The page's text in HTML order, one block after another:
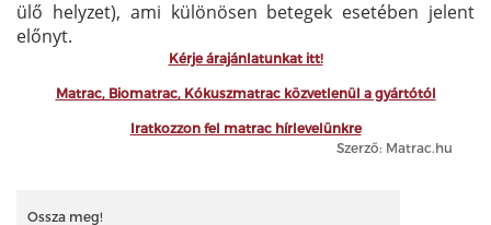
ülő helyzet), ami különösen betegek esetében jelent
előnyt.
Kérje árajánlatunkat itt!
Matrac, Biomatrac, Kókuszmatrac közvetlenül a gyártótól
Iratkozzon fel matrac hírlevelünkre
Szerző: Matrac.hu
Ossza meg!